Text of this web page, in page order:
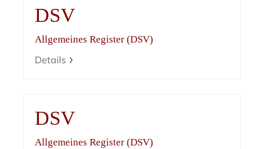
DSV
Allgemeines Register (DSV)
Details
DSV
Allgemeines Register (DSV)